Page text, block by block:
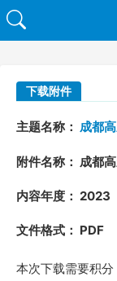
下载附件
主题名称： 成都
附件名称： 成都
内容年度： 2023
文件格式： PDF
本次下载需要积分